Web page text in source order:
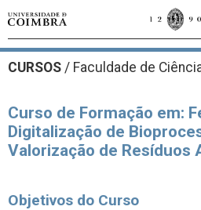
CURSOS / Faculdade de
Curso de Formação em:
Digitalização de
Valorização de Resíduos
Objetivos do Curso